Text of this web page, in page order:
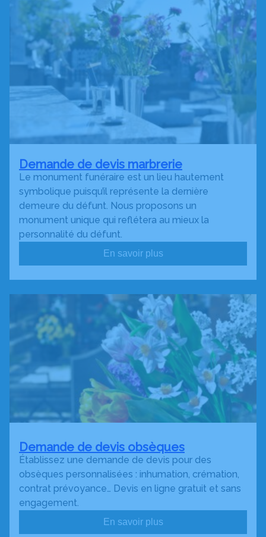
Demande de devis marbrerie
Le monument funéraire est un lieu hautement
symbolique puisqu’il représente la dernière
demeure du défunt. Nous proposons un
monument unique qui reflétera au mieux la
personnalité du défunt.
En savoir plus
Demande de devis obsèques
Établissez une demande de devis pour des
obsèques personnalisées : inhumation, crémation,
contrat prévoyance… Devis en ligne gratuit et sans
engagement.
En savoir plus